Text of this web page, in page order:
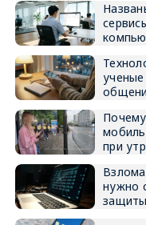
при
нужно